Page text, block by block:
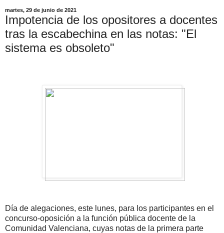
martes, 29 de junio de 2021
Impotencia de los opositores a docentes
tras la escabechina en las notas: "El
sistema es obsoleto"
Día de alegaciones, este lunes, para los participantes en el
concurso-oposición a la función pública docente de la
Comunidad Valenciana, cuyas notas de la primera parte